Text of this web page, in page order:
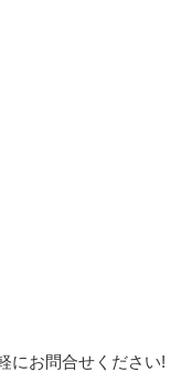
にお問合せください!